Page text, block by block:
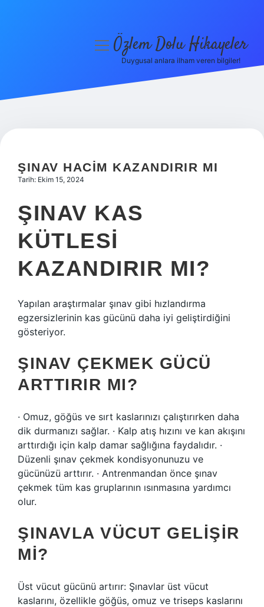
Hakkımızda
menüyüÖzlem Dolu Hikayeler
Duygusal anlara ilham veren bilgiler!
ŞINAV HACIM KAZANDIRIR MI
Tarih: Ekim 15, 2024
ŞINAV KAS
KÜTLESI
KAZANDIRIR MI?
Yapılan araştırmalar şınav gibi hızlandırma
egzersizlerinin kas gücünü daha iyi geliştirdiğini
gösteriyor.
ŞINAV ÇEKMEK GÜCÜ
ARTTIRIR MI?
· Omuz, göğüs ve sırt kaslarınızı çalıştırırken daha
dik durmanızı sağlar. · Kalp atış hızını ve kan akışını
arttırdığı için kalp damar sağlığına faydalıdır. ·
Düzenli şınav çekmek kondisyonunuzu ve
gücünüzü arttırır. · Antrenmandan önce şınav
çekmek tüm kas gruplarının ısınmasına yardımcı
olur.
ŞINAVLA VÜCUT GELIŞIR
MI?
Üst vücut gücünü artırır: Şınavlar üst vücut
kaslarını, özellikle göğüs, omuz ve triseps kaslarını